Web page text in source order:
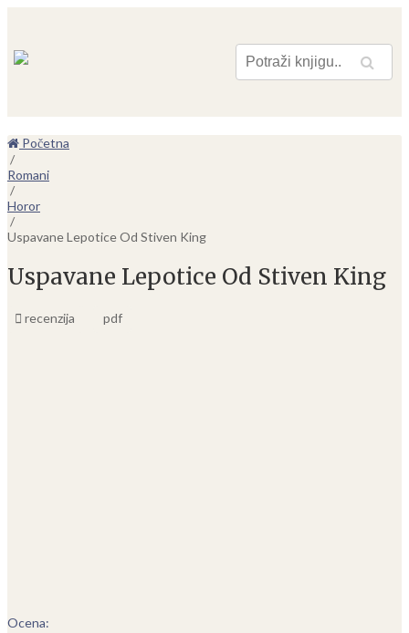
Pretraga
Početna
/
Romani
/
Horor
/
Uspavane Lepotice Od Stiven King
Uspavane Lepotice Od Stiven King
recenzija pdf
Ocena: